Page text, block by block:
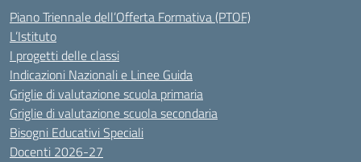
Piano Triennale dell’Offerta Formativa (PTOF)
L’Istituto
I progetti delle classi
Indicazioni Nazionali e Linee Guida
Griglie di valutazione scuola primaria
Griglie di valutazione scuola secondaria
Bisogni Educativi Speciali
Docenti 2026-27